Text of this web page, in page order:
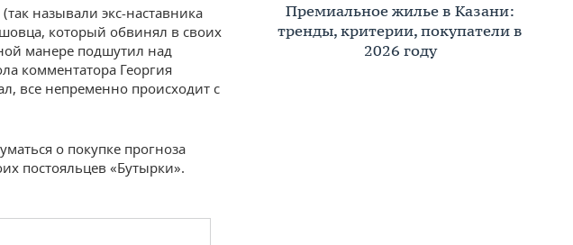
называли экс-наставника
который обвинял в своих
манере подшутил над
комментатора Георгия
все непременно происходит с
о покупке прогноза
постояльцев «Бутырки».
Премиальное жилье в Казани:
тренды, критерии, покупатели в
2026 году